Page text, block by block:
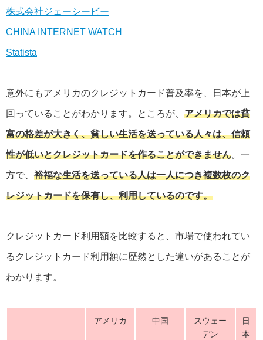
株式会社ジェーシービー
CHINA INTERNET WATCH
Statista
意外にもアメリカのクレジットカード普及率を、日本が上
回っていることがわかります。ところが、 アメリカでは貧
富の格差が大きく、貧しい生活を送っている人々は、信頼
性が低いとクレジットカードを作ることができません。一
方で、 裕福な生活を送っている人は一人につき複数枚のク
レジットカードを保有し、利用しているのです。
クレジットカード利用額を比較すると、市場で使われてい
るクレジットカード利用額に歴然とした違いがあることが
わかります。
アメリカ 中国
スウェー
デン
日
本